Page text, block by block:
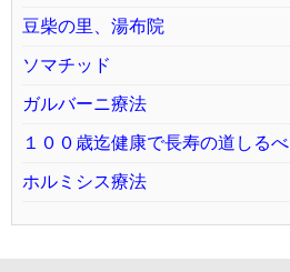
豆柴の里、湯布院
ソマチッド
ガルバーニ療法
１００歳迄健康で長寿の道しるべ
ホルミシス療法